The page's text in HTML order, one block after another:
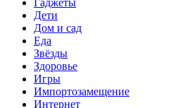
Дети
Дом и сад
Еда
Звёзды
Здоровье
Игры
Импортозамещение
Интернет